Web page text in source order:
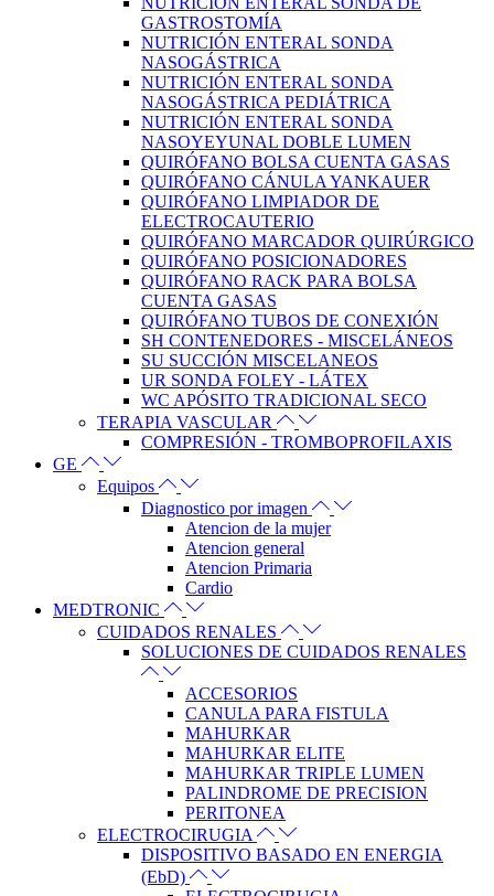
GASTROSTOMÍA
NUTRICIÓN ENTERAL SONDA
NASOGÁSTRICA
NUTRICIÓN ENTERAL SONDA
NASOGÁSTRICA PEDIÁTRICA
NUTRICIÓN ENTERAL SONDA
NASOYEYUNAL DOBLE LUMEN
QUIRÓFANO BOLSA CUENTA GASAS
QUIRÓFANO CÁNULA YANKAUER
QUIRÓFANO LIMPIADOR DE
ELECTROCAUTERIO
QUIRÓFANO MARCADOR QUIRÚRGICO
QUIRÓFANO POSICIONADORES
QUIRÓFANO RACK PARA BOLSA
CUENTA GASAS
QUIRÓFANO TUBOS DE CONEXIÓN
SH CONTENEDORES - MISCELÁNEOS
SU SUCCIÓN MISCELANEOS
UR SONDA FOLEY - LÁTEX
WC APÓSITO TRADICIONAL SECO
TERAPIA VASCULAR
COMPRESIÓN - TROMBOPROFILAXIS
GE
Equipos
Diagnostico por imagen
Atencion de la mujer
Atencion general
Atencion Primaria
Cardio
MEDTRONIC
CUIDADOS RENALES
SOLUCIONES DE CUIDADOS RENALES
ACCESORIOS
CANULA PARA FISTULA
MAHURKAR
MAHURKAR ELITE
MAHURKAR TRIPLE LUMEN
PALINDROME DE PRECISION
PERITONEA
ELECTROCIRUGIA
DISPOSITIVO BASADO EN ENERGIA
(EbD)